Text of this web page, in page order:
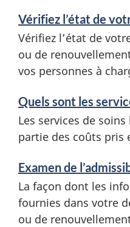
Vérifiez l’état de
Vérifiez l’état de
ou de
vos personnes à
Quels sont les
Les services de
partie des coûts pris
Examen de
La façon dont les
fournies dans votre
ou de